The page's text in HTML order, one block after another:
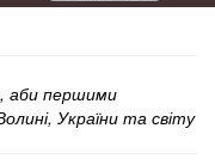
, аби першими
України та світу